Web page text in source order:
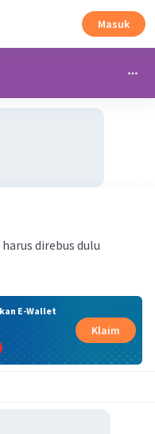
Masuk
direbus dulu
E-Wallet
Klaim